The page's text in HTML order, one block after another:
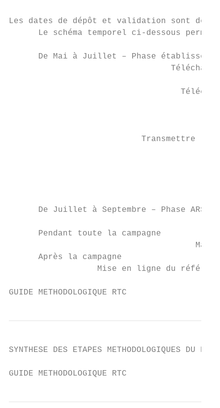
Les dates de dépôt et validation sont
Le schéma temporel ci-dessous
De Mai à Juillet – Phase
Transmettre
      De Juillet à Septembre – Phase ARS
      Pendant toute la campagne
      Après la campagne
Mise en ligne du
GUIDE METHODOLOGIQUE RTC
SYNTHESE DES ETAPES METHODOLOGIQUES DU RTC
GUIDE METHODOLOGIQUE RTC